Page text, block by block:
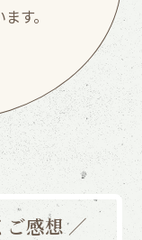
す。
感想 ／